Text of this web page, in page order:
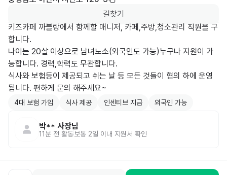
길찾기
키즈카페 까블랑에서 함께할 매니저, 카페,주방,청소관리 직원을 구
합니다.
나이는 20살 이상으로 남녀노소(외국인도 가능)누구나 지원이 가
능합니다. 경력,학력도 무관합니다.
식사와 보험등이 제공되고 쉬는 날 등 모든 것들이 협의 하에 운영
됩니다. 편하게 문의 해주세요~
4대 보험 가입 식사 제공 인센티브 지급 외국인 가능
박** 사장님
11분 전 활동보통 2일 이내 지원서 확인